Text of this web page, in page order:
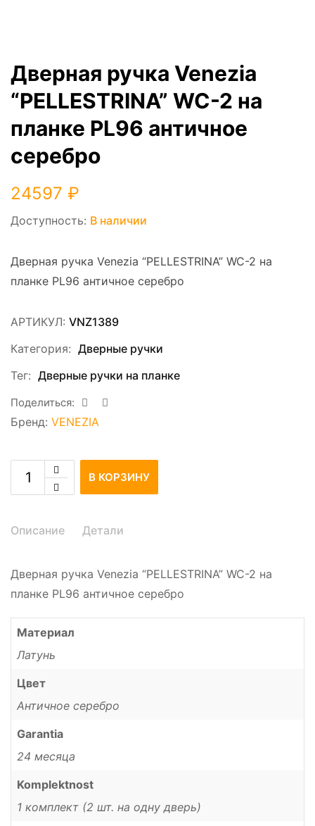
Дверная ручка Venezia
“PELLESTRINA” WC-2 на
планке PL96 античное
серебро
24597 ₽
Доступность: В наличии
Дверная ручка Venezia “PELLESTRINA” WC-2 на
планке PL96 античное серебро
АРТИКУЛ: VNZ1389
Категория: Дверные ручки
Тег: Дверные ручки на планке
Поделиться:
Бренд: VENEZIA
В КОРЗИНУ
Описание Детали
Дверная ручка Venezia “PELLESTRINA” WC-2 на
планке PL96 античное серебро
Материал
Латунь
Цвет
Античное серебро
Garantia
24 месяца
Komplektnost
1 комплект (2 шт. на одну дверь)